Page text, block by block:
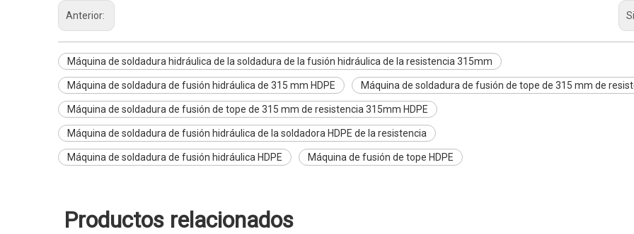
Anterior:
Máquina de soldadura hidráulica de la soldadura de la fusión hidráulica de la resistencia 315mm
Máquina de soldadura de fusión hidráulica de 315 mm HDPE Máquina de soldadura de fusión de tope de 315 mm de
Máquina de soldadura de fusión de tope de 315 mm de resistencia 315mm HDPE
Máquina de soldadura de fusión hidráulica de la soldadora HDPE de la resistencia
Máquina de soldadura de fusión hidráulica HDPE Máquina de fusión de tope HDPE
Productos relacionados